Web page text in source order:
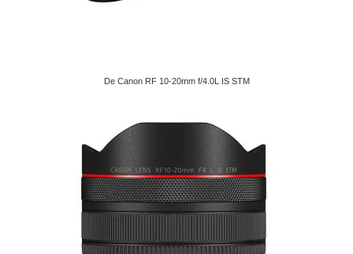
De Canon RF 10-20mm f/4.0L IS STM